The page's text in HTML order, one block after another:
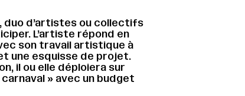
duo d’artistes ou collectifs
L’artiste répond en
son travail artistique à
une esquisse de projet.
il ou elle déploiera sur
» avec un budget